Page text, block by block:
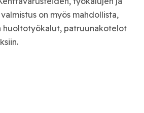
on myös mahdollista,
huoltotyökalut, patruunakotelot